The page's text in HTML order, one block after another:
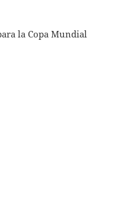
la Copa Mundial